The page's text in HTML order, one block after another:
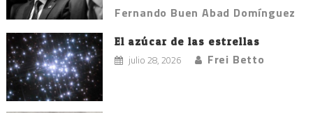
Fernando Buen Abad Domínguez
El azúcar de las estrellas
julio 28, 2026 Frei Betto